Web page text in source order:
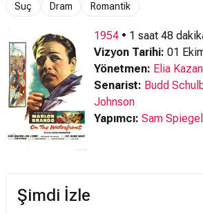
Suç Dram Romantik
1954 • 1 saat 48
Vizyon Tarihi: 01
Yönetmen: Elia Kazan
Senarist: Budd
Johnson
Yapımcı: Sam Spiegel
Şimdi İzle